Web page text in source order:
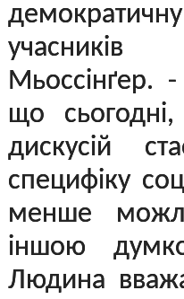
Мьоссінґер.
що
дискусій
специфіку
менше
іншою
Людина